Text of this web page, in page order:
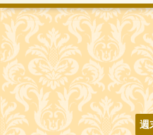
週